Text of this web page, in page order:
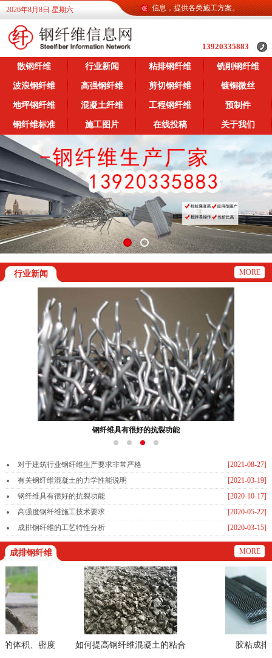
2026年8月8日 星期六
钢纤维信息网为广大客户提供各类钢纤维信息，提供各类施工方案。
13920335883
散钢纤维 行业新闻 粘排钢纤维 铣削钢纤维
波浪钢纤维 高强钢纤维 剪切钢纤维 镀铜微丝
地坪钢纤维 混凝土纤维 工程钢纤维 预制件
钢纤维标准 施工图片 在线投稿 关于我们
行业新闻 MORE
钢纤维具有很好的抗裂功能
[2021-08-27]
对于建筑行业钢纤维生产要求非常严格
[2021-03-19]
有关钢纤维混凝土的力学性能说明
[2020-10-17]
钢纤维具有很好的抗裂功能
[2020-05-22]
高强度钢纤维施工技术要求
[2020-03-15]
成排钢纤维的工艺特性分析
成排钢纤维 MORE
积、密度 如何提高钢纤维混凝土的粘合 胶粘成排钢